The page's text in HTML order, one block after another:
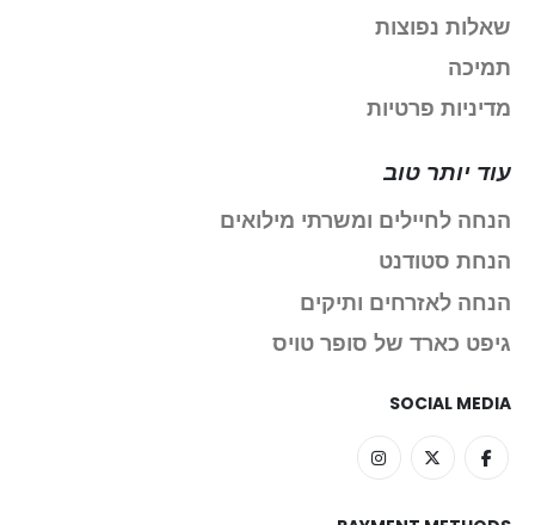
שאלות נפוצות
תמיכה
מדיניות פרטיות
עוד יותר טוב
הנחה לחיילים ומשרתי מילואים
הנחת סטודנט
הנחה לאזרחים ותיקים
גיפט כארד של סופר טויס
SOCIAL MEDIA